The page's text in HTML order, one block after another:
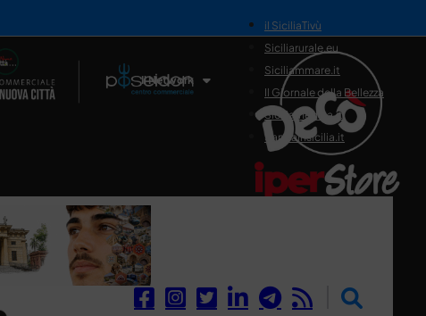
Il Network
il SiciliaTivù
Siciliarurale.eu
Siciliammare.it
Il Giornale della Bellezza
Siciliamedica.it
Sanitainsicilia.it